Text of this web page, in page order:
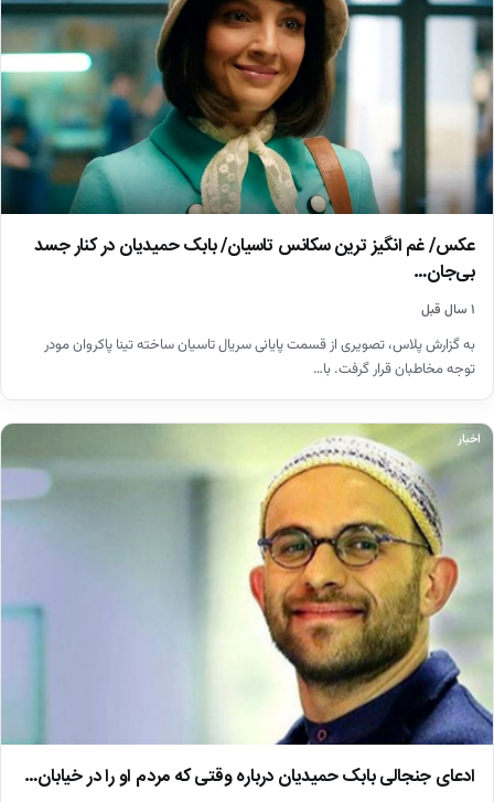
عکس/ غم انگیز ترین سکانس تاسیان/ بابک حمیدیان در کنار جسد
بی‌جان…
۱ سال قبل
به گزارش پلاس، تصویری از قسمت پایانی سریال تاسیان ساخته تینا پاکروان مودر
توجه مخاطبان قرار گرفت. با…
اخبار
ادعای جنجالی بابک حمیدیان درباره وقتی که مردم او را در خیابان…